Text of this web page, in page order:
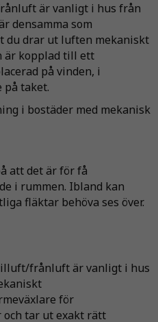
är vanligt i hus från
densamma som
du drar ut luften mekaniskt
är kopplad till ett
på vinden, i
på taket.
i bostäder med mekanisk
att det är för få
i rummen. Ibland kan
fläktar behöva ses över.
frånluft är vanligt i hus
för
tar ut exakt rätt